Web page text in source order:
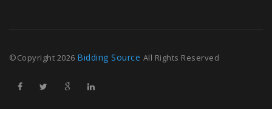
©Copyright 2026 Bidding Source All Rights Reserved